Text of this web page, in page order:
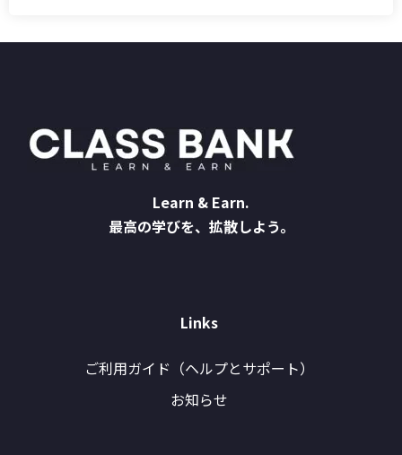
Learn & Earn.
最高の学びを、拡散しよう。
Links
ご利用ガイド（ヘルプとサポート）
お知らせ